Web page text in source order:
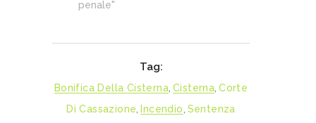
penale"
Tag:
Bonifica Della Cisterna Cisterna Corte
Di Cassazione
Incendio Sentenza